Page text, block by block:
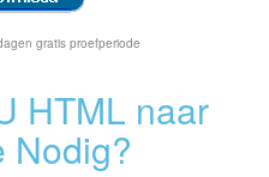
gratis proefperiode
HTML naar
Nodig?